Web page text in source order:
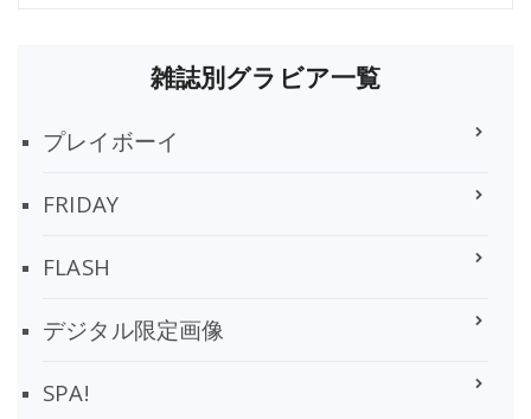
雑誌別グラビア一覧
プレイボーイ
FRIDAY
FLASH
デジタル限定画像
SPA!